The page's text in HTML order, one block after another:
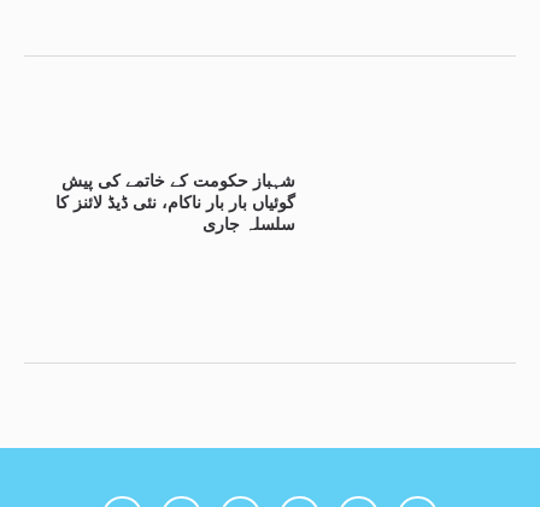
شہباز حکومت کے خاتمے کی پیش
گوئیاں بار بار ناکام، نئی ڈیڈ لائنز کا
سلسلہ جاری